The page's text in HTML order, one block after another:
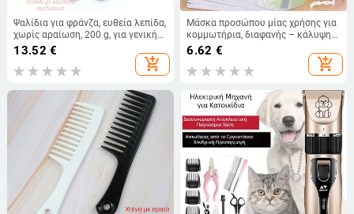
Ψαλίδια για φράνζα, ευθεία λεπίδα,
χωρίς αραίωση, 200 g, για γενική
χρήση
13.52 €
add_shopping_cart
Μάσκα προσώπου μίας χρήσης για
κομμωτήρια, διαφανής – κάλυψη
φρυδιών, προστασία ματιών,
κατάλληλη για περμανάντ και
βαφή, συσκευασία 50 τεμάχια,
6.62 €
add_shopping_cart